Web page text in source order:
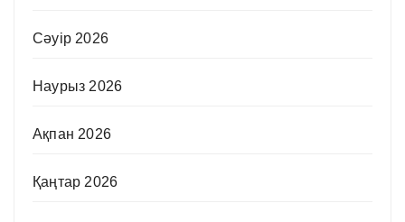
Сәуір 2026
Наурыз 2026
Ақпан 2026
Қаңтар 2026